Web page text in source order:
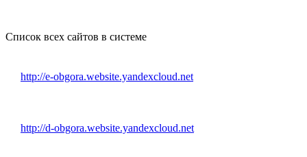
Список всех сайтов в системе
http://e-obgora.website.yandexcloud.net
http://d-obgora.website.yandexcloud.net